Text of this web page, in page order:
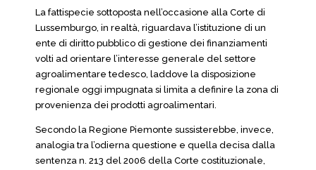
La fattispecie sottoposta nell’occasione alla Corte di
Lussemburgo, in realtà, riguardava l’istituzione di un
ente di diritto pubblico di gestione dei finanziamenti
volti ad orientare l’interesse generale del settore
agroalimentare tedesco, laddove la disposizione
regionale oggi impugnata si limita a definire la zona di
provenienza dei prodotti agroalimentari.
Secondo la Regione Piemonte sussisterebbe, invece,
analogia tra l’odierna questione e quella decisa dalla
sentenza n. 213 del 2006 della Corte costituzionale,